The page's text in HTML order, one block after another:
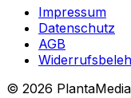
Impressum
Datenschutz
AGB
© 2026